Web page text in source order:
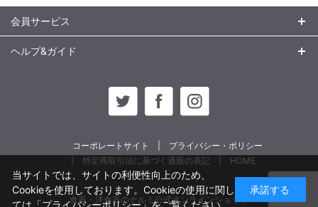
会員サービス
ヘルプ&ガイド
コーポレートサイト
プライバシー・ポリシー
特定商取引法に基づく通販の表記
HOME
食器・洋食器のナルミ公式オンラインショップ
当サイトでは、サイトの利便性向上のため、
Cookieを使用しております。Cookieの使用に関し
承諾する